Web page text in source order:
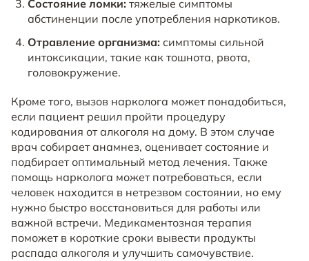
Состояние ломки: тяжелые симптомы
абстиненции после употребления наркотиков.
Отравление организма: симптомы сильной
интоксикации, такие как тошнота, рвота,
головокружение.
Кроме того, вызов нарколога может понадобиться,
если пациент решил пройти процедуру
кодирования от алкоголя на дому. В этом случае
врач собирает анамнез, оценивает состояние и
подбирает оптимальный метод лечения. Также
помощь нарколога может потребоваться, если
человек находится в нетрезвом состоянии, но ему
нужно быстро восстановиться для работы или
важной встречи. Медикаментозная терапия
поможет в короткие сроки вывести продукты
распада алкоголя и улучшить самочувствие.